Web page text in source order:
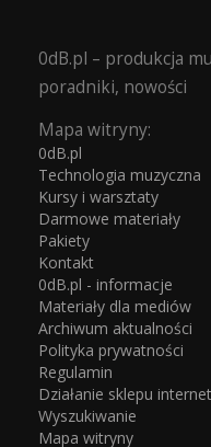
0dB.pl – produkcja
poradniki, nowości
Mapa witryny:
0dB.pl
Technologia muzyczna
Kursy i warsztaty
Darmowe materiały
Pakiety
Kontakt
0dB.pl - informacje
Materiały dla mediów
Archiwum aktualności
Polityka prywatności
Regulamin
Działanie sklepu
Wyszukiwanie
Mapa witryny